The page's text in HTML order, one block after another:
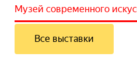
Музей современного
Все выставки